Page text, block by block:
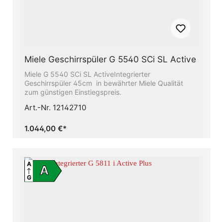
Miele Geschirrspüler G 5540 SCi SL Active
Miele G 5540 SCi SL ActiveIntegrierter
Geschirrspüler 45cm in bewährter Miele Qualität
zum günstigen Einstiegspreis.
Art.-Nr. 12142710
1.044,00 €*
A
A
G